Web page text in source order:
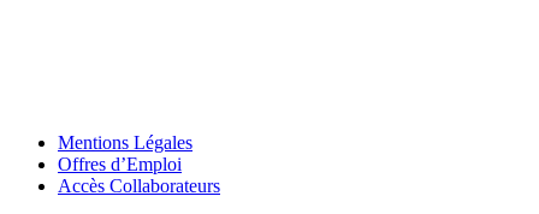
Mentions Légales
Offres d’Emploi
Accès Collaborateurs